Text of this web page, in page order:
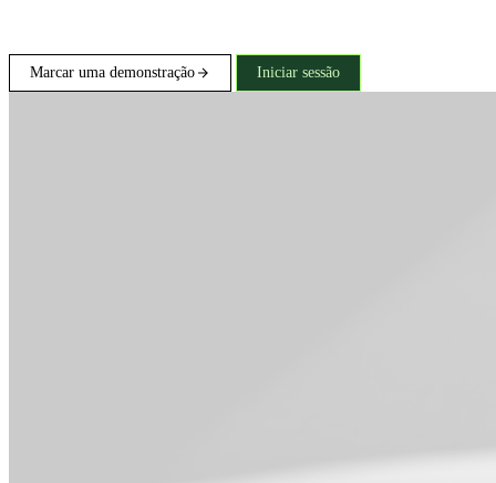
Marcar uma demonstração Iniciar sessão